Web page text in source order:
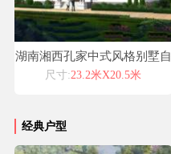
湖南湘西孔家中式风格别墅自
建房设计图纸喜天下建筑设计
尺寸:23.2米X20.5米
经典户型